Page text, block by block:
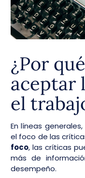
¿Por
aceptar
el
En líneas
el foco de las
foco, las críticas
más de
desempeño.